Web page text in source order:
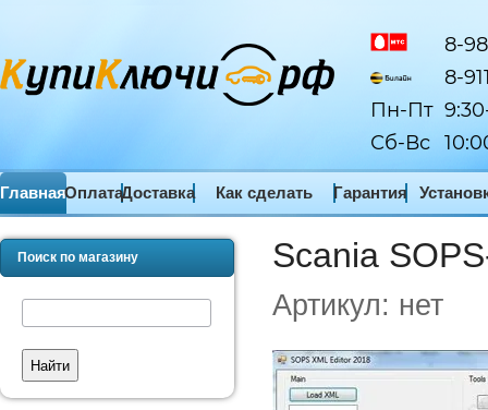
ГлавнаяОплатаДоставка Как сделать Гарантия
8-
8-
Пн-Пт
Сб-Вс
Поиск по магазину
Найти
Scania
Артикул: нет